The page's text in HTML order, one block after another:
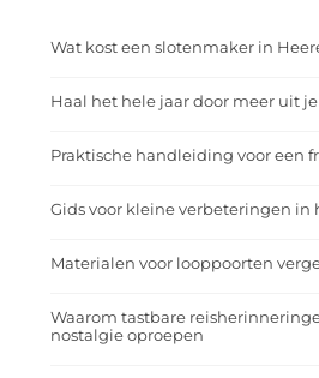
Wat kost een slotenmaker in
Haal het hele jaar door meer uit
Praktische handleiding voor een
Gids voor kleine verbeteringen in
Materialen voor looppoorten
Waarom tastbare
nostalgie oproepen